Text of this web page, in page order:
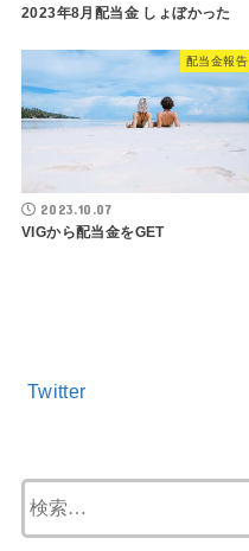
2023年8月配当金 しょぼかった
配当金報告
2023.10.07
VIGから配当金をGET
Twitter